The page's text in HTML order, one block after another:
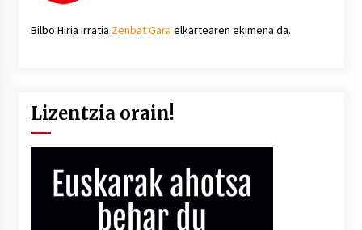
Bilbo Hiria irratia Zenbat Gara elkartearen ekimena da.
Lizentzia orain!